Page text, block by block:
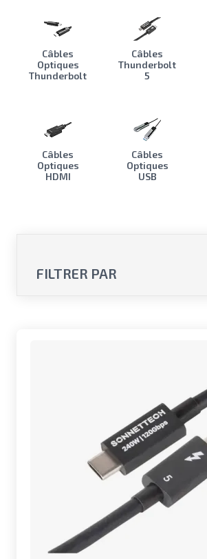
Câbles
Optiques
Thunderbolt
Câbles
Thunderbolt
5
Câbles
Optiques
HDMI
Câbles
Optiques
USB
FILTRER PAR